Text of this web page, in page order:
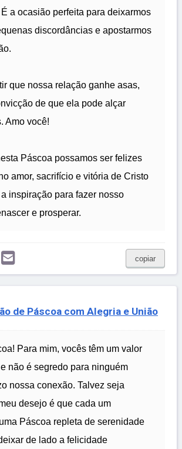
a ocasião perfeita para deixarmos
discordâncias e apostarmos
que nossa relação ganhe asas,
de que ela pode alçar
Amo você!
Páscoa possamos ser felizes
amor, sacrifício e vitória de Cristo
inspiração para fazer nosso
e prosperar.
copiar
de Páscoa com Alegria e União
Para mim, vocês têm um valor
não é segredo para ninguém
nossa conexão. Talvez seja
desejo é que cada um
Páscoa repleta de serenidade
de lado a felicidade